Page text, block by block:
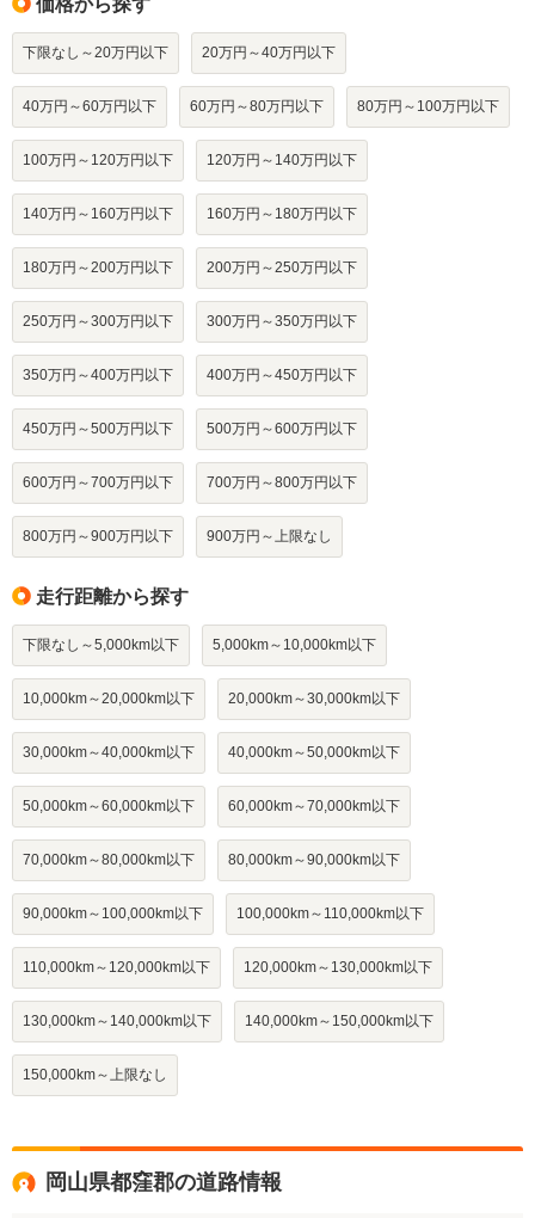
価格から探す
下限なし～20万円以下 20万円～40万円以下
40万円～60万円以下 60万円～80万円以下 80万円～100万円以下
100万円～120万円以下 120万円～140万円以下
140万円～160万円以下 160万円～180万円以下
180万円～200万円以下 200万円～250万円以下
250万円～300万円以下 300万円～350万円以下
350万円～400万円以下 400万円～450万円以下
450万円～500万円以下 500万円～600万円以下
600万円～700万円以下 700万円～800万円以下
800万円～900万円以下 900万円～上限なし
走行距離から探す
下限なし～5,000km以下 5,000km～10,000km以下
10,000km～20,000km以下 20,000km～30,000km以下
30,000km～40,000km以下 40,000km～50,000km以下
50,000km～60,000km以下 60,000km～70,000km以下
70,000km～80,000km以下 80,000km～90,000km以下
90,000km～100,000km以下 100,000km～110,000km以下
110,000km～120,000km以下 120,000km～130,000km以下
130,000km～140,000km以下 140,000km～150,000km以下
150,000km～上限なし
岡山県都窪郡の道路情報